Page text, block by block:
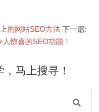
的网站SEO方法 下一篇:
惊喜的SEO功能！
马上搜寻！